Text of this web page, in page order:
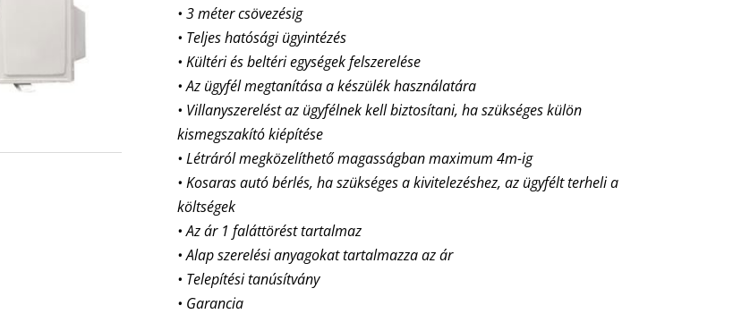
• 3 méter csövezésig
• Teljes hatósági ügyintézés
• Kültéri és beltéri egységek felszerelése
• Az ügyfél megtanítása a készülék használatára
• Villanyszerelést az ügyfélnek kell biztosítani, ha szükséges külön
kismegszakító kiépítése
• Létráról megközelíthető magasságban maximum 4m-ig
• Kosaras autó bérlés, ha szükséges a kivitelezéshez, az ügyfélt terheli a
költségek
• Az ár 1 faláttörést tartalmaz
• Alap szerelési anyagokat tartalmazza az ár
• Telepítési tanúsítvány
• Garancia